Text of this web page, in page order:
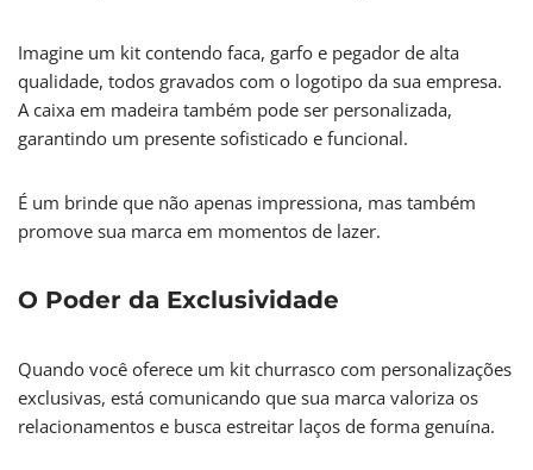
Imagine um kit contendo faca, garfo e pegador de alta
qualidade, todos gravados com o logotipo da sua empresa.
A caixa em madeira também pode ser personalizada,
garantindo um presente sofisticado e funcional.
É um brinde que não apenas impressiona, mas também
promove sua marca em momentos de lazer.
O Poder da Exclusividade
Quando você oferece um kit churrasco com personalizações
exclusivas, está comunicando que sua marca valoriza os
relacionamentos e busca estreitar laços de forma genuína.